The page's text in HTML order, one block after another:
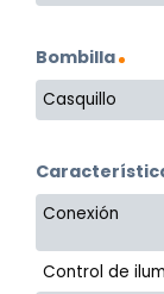
Bombilla
Casquillo
Conexión
Control de